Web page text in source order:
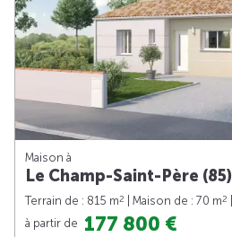
Maison à
Le Champ-Saint-Père (85)
Terrain de : 815 m2 | Maison de : 70 m2
à partir de 177 800 €